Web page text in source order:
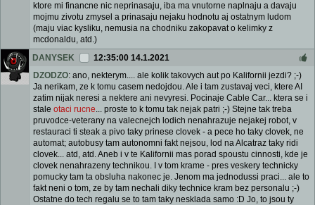
ktore mi financne nic neprinasaju, iba ma vnutorne naplnaju a davaju
mojmu zivotu zmysel a prinasaju nejaku hodnotu aj ostatnym ludom
(maju viac kysliku, nemusia na chodniku zakopavat o kelimky z
mcdonaldu, atd.)
DANYSEK
12:35:00 14.1.2021
DZODZO: ano, nekterym.... ale kolik takovych aut po Kalifornii jezdi? ;-)
Ja nerikam, ze k tomu casem nedojdou. Ale i tam zustavaj veci, ktere AI
zatim nijak neresi a nektere ani nevyresi. Pocinaje Cable Car... ktera se i
stale otaci rucne... proste to k tomu tak nejak patri ;-) Stejne tak treba
pruvodce-veterany na valecnejch lodich nenahrazuje nejakej robot, v
restauraci ti steak a pivo taky prinese clovek - a pece ho taky clovek, ne
automat; autobusy tam autonomni fakt nejsou, lod na Alcatraz taky ridi
clovek... atd, atd. Aneb i v te Kalifornii mas porad spoustu cinnosti, kde je
clovek nenahrazeny technikou. I v tom krame - pres veskery technicky
pomucky tam ta obsluha nakonec je. Jenom ma jednodussi praci... ale to
fakt neni o tom, ze by tam nechali diky technice kram bez personalu ;-)
Ostatne do tech regalu se to tam taky nesklada samo :D Jo, to jsou ty